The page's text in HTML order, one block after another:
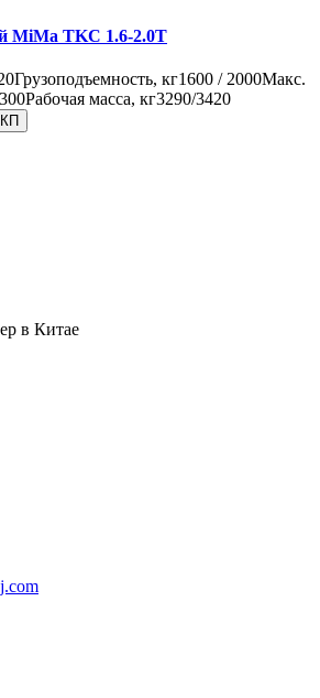
MiMa TKC 1.6-2.0T
Грузоподъемность, кг1600 / 2000Макс.
Рабочая масса, кг3290/3420
в Китае